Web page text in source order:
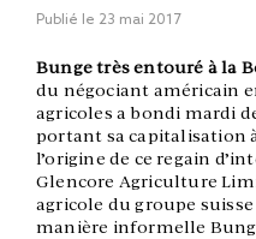
Publié le 23 mai 2017
Bunge très entouré à la
du négociant américain
agricoles a bondi mardi de
portant sa capitalisation
l’origine de ce regain
Glencore Agriculture
agricole du groupe
manière informelle